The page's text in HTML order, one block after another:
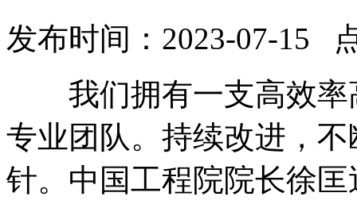
发布时间：2023-07-15
我们拥有一支高效率
专业团队。持续改进，
针。中国工程院院长徐